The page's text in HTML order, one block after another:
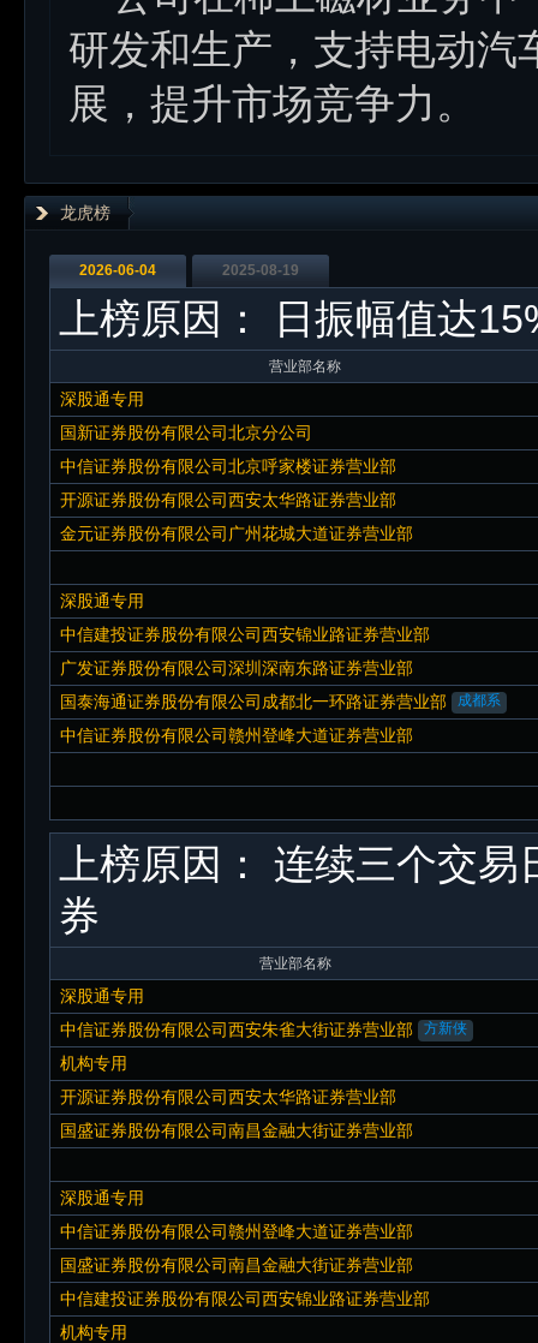
研发和生产，支持电动汽
展，提升市场竞争力。
龙虎榜
2026-06-04 2025-08-19
上榜原因： 日振幅值达
营业部名称
深股通专用
国新证券股份有限公司北京分公司
中信证券股份有限公司北京呼家楼证券营业部
开源证券股份有限公司西安太华路证券营业部
金元证券股份有限公司广州花城大道证券营业部
深股通专用
中信建投证券股份有限公司西安锦业路证券营业部
广发证券股份有限公司深圳深南东路证券营业部
国泰海通证券股份有限公司成都北一环路证券营业部
成都系
中信证券股份有限公司赣州登峰大道证券营业部
上榜原因： 连续三个交易
券
营业部名称
深股通专用
中信证券股份有限公司西安朱雀大街证券营业部
方新侠
机构专用
开源证券股份有限公司西安太华路证券营业部
国盛证券股份有限公司南昌金融大街证券营业部
深股通专用
中信证券股份有限公司赣州登峰大道证券营业部
国盛证券股份有限公司南昌金融大街证券营业部
中信建投证券股份有限公司西安锦业路证券营业部
机构专用